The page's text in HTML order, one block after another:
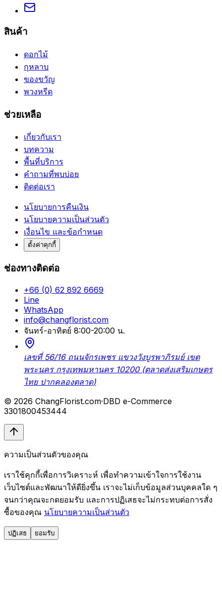
สินค้า
ดอกไม้
กุหลาบ
ของขวัญ
พวงหรีด
ช่วยเหลือ
เกี่ยวกับเรา
บทความ
พื้นที่บริการ
คำถามที่พบบ่อย
ติดต่อเรา
นโยบายการคืนเงิน
นโยบายความเป็นส่วนตัว
เงื่อนไข และข้อกำหนด
ตั้งค่าคุกกี้
ช่องทางติดต่อ
+66 (0) 62 892 6669
Line
WhatsApp
info@changflorist.com
จันทร์-อาทิตย์ 8:00-20:00 น.
เลขที่ 56/16 ถนนจักรเพชร แขวงวังบูรพาภิรมย์ เขต
พระนคร กรุงเทพมหานคร 10200 (ตลาดส่งเสริมเกษตร
ไทย ปากคลองตลาด)
© 2026 ChangFlorist.com·DBD e-Commerce
3301800453444
ความเป็นส่วนตัวของคุณ
เราใช้คุกกี้เพื่อการวิเคราะห์ เพื่อทำความเข้าใจการใช้งาน
เว็บไซต์และพัฒนาให้ดียิ่งขึ้น เราจะไม่เก็บข้อมูลส่วนบุคคลใด ๆ
จนกว่าคุณจะกดยอมรับ และการปฏิเสธจะไม่กระทบต่อการสั่ง
ซื้อของคุณ นโยบายความเป็นส่วนตัว
ปฏิเสธ ยอมรับ